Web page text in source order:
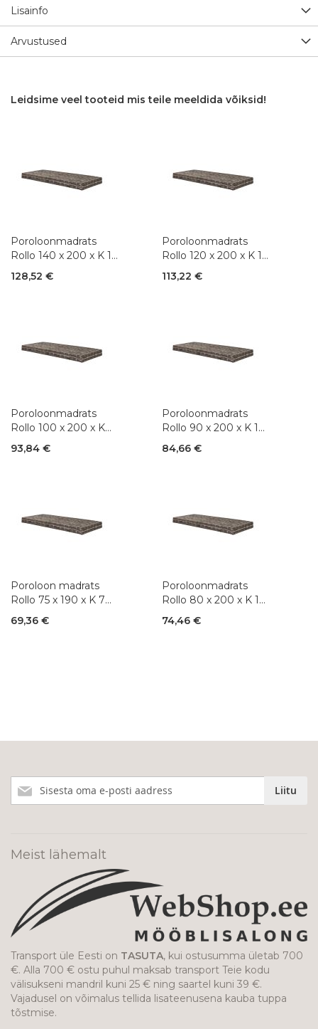
Lisainfo
Arvustused
Leidsime veel tooteid mis teile meeldida võiksid!
Poroloonmadrats
Rollo 140 x 200 x K 10
cm
128,52 €
Poroloonmadrats
Rollo 120 x 200 x K 10
cm
113,22 €
Poroloonmadrats
Rollo 100 x 200 x K
10 cm
93,84 €
Poroloonmadrats
Rollo 90 x 200 x K 10
cm
84,66 €
Poroloon madrats
Rollo 75 x 190 x K 7
cm
69,36 €
Poroloonmadrats
Rollo 80 x 200 x K 10
cm
74,46 €
meie
Liitu
Meist lähemalt
Transport üle Eesti on TASUTA, kui ostusumma ületab 700
€. Alla 700 € ostu puhul maksab transport Teie kodu
välisukseni mandril kuni 25 € ning saartel kuni 39 €.
Vajadusel on võimalus tellida lisateenusena kauba tuppa
tõstmise.